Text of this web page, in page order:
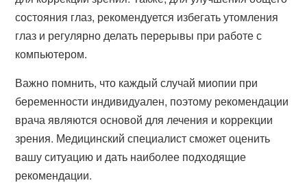
состояния глаз, рекомендуется избегать утомления
глаз и регулярно делать перерывы при работе с
компьютером.
Важно помнить, что каждый случай миопии при
беременности индивидуален, поэтому рекомендации
врача являются основой для лечения и коррекции
зрения. Медицинский специалист сможет оценить
вашу ситуацию и дать наиболее подходящие
рекомендации.